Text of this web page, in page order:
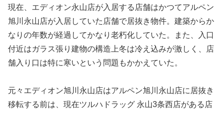
現在、エディオン永山店が入居する店舗はかつてアルペン
旭川永山店が入居していた店舗で居抜き物件。建築からか
なりの年数が経過してかなり老朽化していた。また、入口
付近はガラス張り建物の構造上冬は冷え込みが激しく、店
舗入り口は特に寒いという問題もかかえていた。
元々エディオン旭川永山店はアルペン旭川永山店に居抜き
移転する前は、現在ツルハドラッグ 永山3条西店がある店